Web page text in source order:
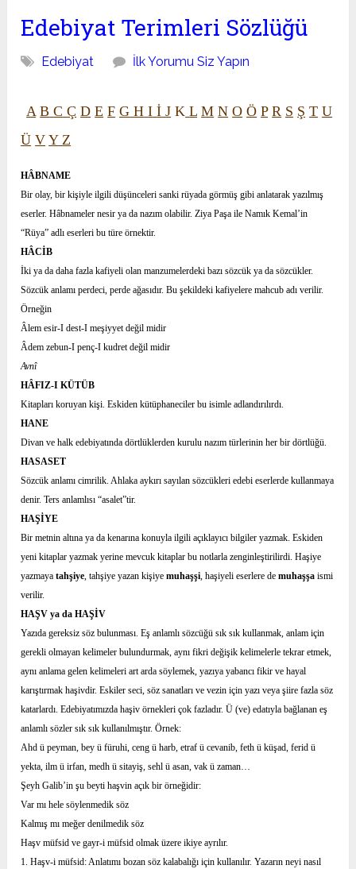
Edebiyat Terimleri Sözlüğü
Edebiyat İlk Yorumu Siz Yapın
A B C Ç D E F G H I İ J K L M N O Ö P R S Ş T U
Ü V Y Z
HÂBNAME
Bir olay, bir kişiyle ilgili düşünceleri sanki rüyada görmüş gibi anlatarak yazılmış
eserler. Hâbnameler nesir ya da nazım olabilir. Ziya Paşa ile Namık Kemal’in
“Rüya” adlı eserleri bu türe örnektir.
HÂCİB
İki ya da daha fazla kafiyeli olan manzumelerdeki bazı sözcük ya da sözcükler.
Sözcük anlamı perdeci, perde ağasıdır. Bu şekildeki kafiyelere mahcub adı verilir.
Örneğin
Âlem esir-I dest-I meşiyyet değil midir
Âdem zebun-I penç-I kudret değil midir
Avnî
HÂFIZ-I KÜTÜB
Kitapları koruyan kişi. Eskiden kütüphaneciler bu isimle adlandırılırdı.
HANE
Divan ve halk edebiyatında dörtlüklerden kurulu nazım türlerinin her bir dörtlüğü.
HASASET
Sözcük anlamı cimrilik. Ahlaka aykırı sayılan sözcükleri edebi eserlerde kullanmaya
denir. Ters anlamlısı “asalet”tir.
HAŞİYE
Bir metnin altına ya da kenarına konuyla ilgili açıklayıcı bilgiler yazmak. Eskiden
yeni kitaplar yazmak yerine mevcuk kitaplar bu notlarla zenginleştirilirdi. Haşiye
yazmayatahşiye, tahşiye yazan kişiyemuhaşşi, haşiyeli eserlere demuhaşşa ismi
verilir.
HAŞV ya da HAŞİV
Yazıda gereksiz söz bulunması. Eş anlamlı sözcüğü sık sık kullanmak, anlam için
gerekli olmayan kelimeler bulundurmak, aynı fikri değişik kelimelerle tekrar etmek,
aynı anlama gelen kelimeleri art arda söylemek, yazıya yabancı fikir ve hayal
karıştırmak haşivdir. Eskiler seci, söz sanatları ve vezin için yazı veya şiire fazla söz
katarlardı. Edebiyatımızda haşiv örnekleri çok fazladır. Ü (ve) edatıyla bağlanan eş
anlamlı sözler sık sık kullanılmıştır. Örnek:
Ahd ü peyman, bey ü füruhi, ceng ü harb, etraf ü cevanib, feth ü küşad, ferid ü
yekta, ilm ü irfan, medh ü sitayiş, sehl ü asan, vak ü zaman…
Şeyh Galib’in şu beyti haşvin açık bir örneğidir:
Var mı hele söylenmedik söz
Kalmış mı meğer denilmedik söz
Haşv müfsid ve gayr-i müfsid olmak üzere ikiye ayrılır.
1. Haşv-i müfsid: Anlatımı bozan söz kalabalığı için kullanılır. Yazarın neyi nasıl